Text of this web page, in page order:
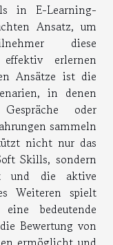
in E-Learning-
Ansatz, um
diese
effektiv erlernen
Ansätze ist die
in denen
oder
sammeln
nicht nur das
Skills, sondern
und die aktive
Weiteren spielt
bedeutende
Bewertung von